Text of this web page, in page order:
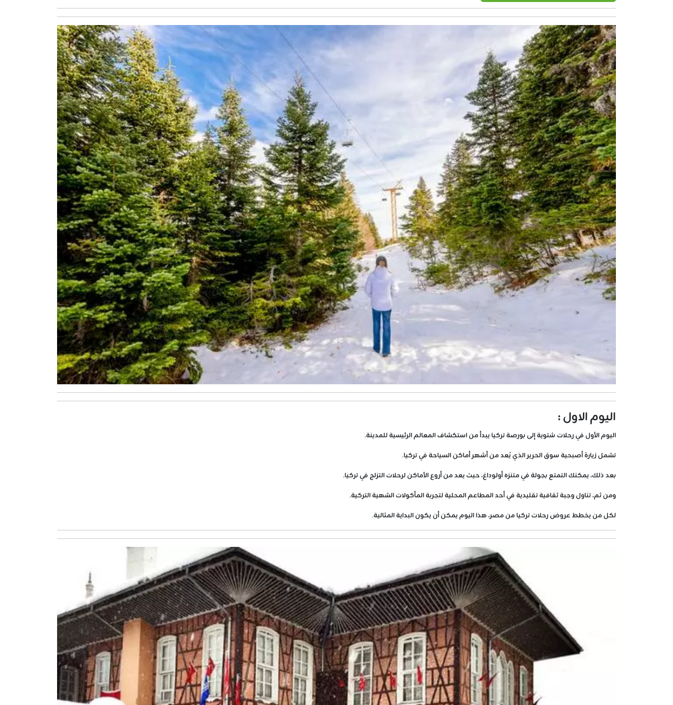
اليوم الاول :
اليوم الأول في رحلات شتوية إلى بورصة تركيا يبدأ من استكشاف المعالم الرئيسية للمدينة.
تشمل زيارة أصبحية سوق الحرير الذي يُعد من أشهر أماكن السياحة في تركيا.
بعد ذلك، يمكنك التمتع بجولة في متنزه أولوداغ، حيث يعد من أروع الأماكن لرحلات التزلج في تركيا.
ومن ثم، تناول وجبة ثقافية تقليدية في أحد المطاعم المحلية لتجربة المأكولات الشهية التركية.
لكل من يخطط عروض رحلات تركيا من مصر، هذا اليوم يمكن أن يكون البداية المثالية.